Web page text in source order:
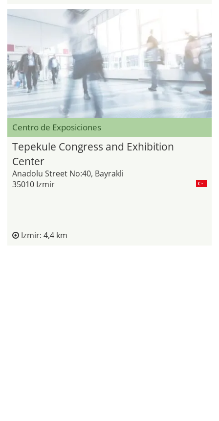
Centro de Exposiciones
Tepekule Congress and Exhibition
Center
Anadolu Street No:40, Bayrakli
35010 Izmir
Izmir: 4,4 km